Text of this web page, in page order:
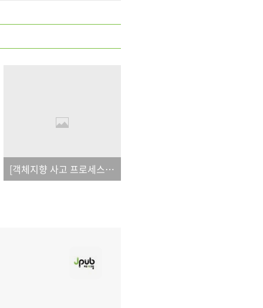
[객체지향 사고 프로세스(제5판)]_오탈자